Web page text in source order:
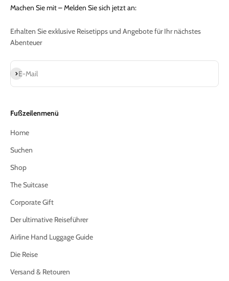
Machen Sie mit – Melden Sie sich jetzt an:
Erhalten Sie exklusive Reisetipps und Angebote für Ihr nächstes
Abenteuer
E-Mail
Abonnieren
Fußzeilenmenü
Home
Suchen
Shop
The Suitcase
Corporate Gift
Der ultimative Reiseführer
Airline Hand Luggage Guide
Die Reise
Versand & Retouren